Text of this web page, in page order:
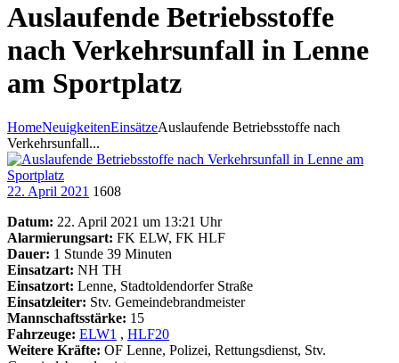
Auslaufende Betriebsstoffe
nach Verkehrsunfall in Lenne
am Sportplatz
HomeNeuigkeitenEinsätzeAuslaufende Betriebsstoffe nach
Verkehrsunfall...
22. April 2021 1608
Datum: 22. April 2021 um 13:21 Uhr
Alarmierungsart: FK ELW, FK HLF
Dauer: 1 Stunde 39 Minuten
Einsatzart: NH TH
Einsatzort: Lenne, Stadtoldendorfer Straße
Einsatzleiter: Stv. Gemeindebrandmeister
Mannschaftsstärke: 15
Fahrzeuge: ELW1 , HLF20
Weitere Kräfte: OF Lenne, Polizei, Rettungsdienst, Stv.